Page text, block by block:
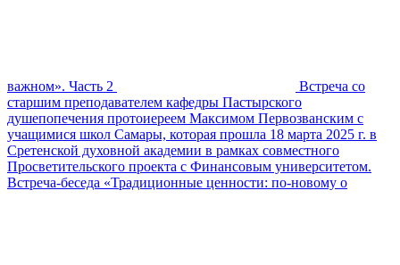
важном». Часть 2
Встреча со
старшим преподавателем кафедры Пастырского
душепопечения протоиереем Максимом Первозванским с
учащимися школ Самары, которая прошла 18 марта 2025 г. в
Сретенской духовной академии в рамках совместного
Просветительского проекта с Финансовым университетом.
Встреча-беседа «Традиционные ценности: по-новому о